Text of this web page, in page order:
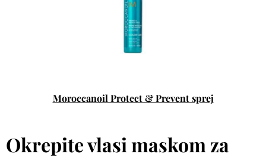
Moroccanoil Protect & Prevent sprej
Okrepite vlasi maskom za